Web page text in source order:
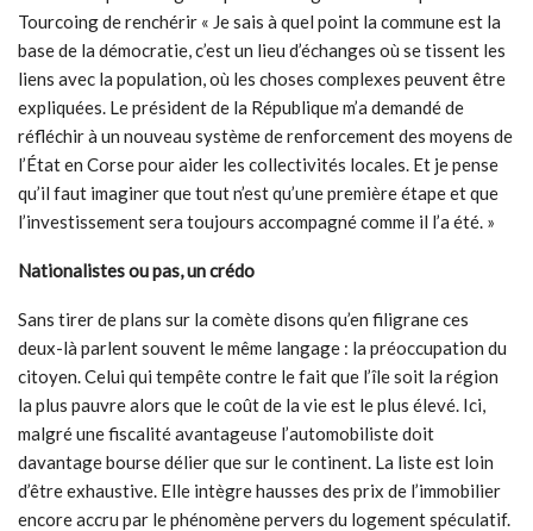
Tourcoing de renchérir « Je sais à quel point la commune est la
base de la démocratie, c’est un lieu d’échanges où se tissent les
liens avec la population, où les choses complexes peuvent être
expliquées. Le président de la République m’a demandé de
réfléchir à un nouveau système de renforcement des moyens de
l’État en Corse pour aider les collectivités locales. Et je pense
qu’il faut imaginer que tout n’est qu’une première étape et que
l’investissement sera toujours accompagné comme il l’a été. »
Nationalistes ou pas, un crédo
Sans tirer de plans sur la comète disons qu’en filigrane ces
deux-là parlent souvent le même langage : la préoccupation du
citoyen. Celui qui tempête contre le fait que l’île soit la région
la plus pauvre alors que le coût de la vie est le plus élevé. Ici,
malgré une fiscalité avantageuse l’automobiliste doit
davantage bourse délier que sur le continent. La liste est loin
d’être exhaustive. Elle intègre hausses des prix de l’immobilier
encore accru par le phénomène pervers du logement spéculatif.